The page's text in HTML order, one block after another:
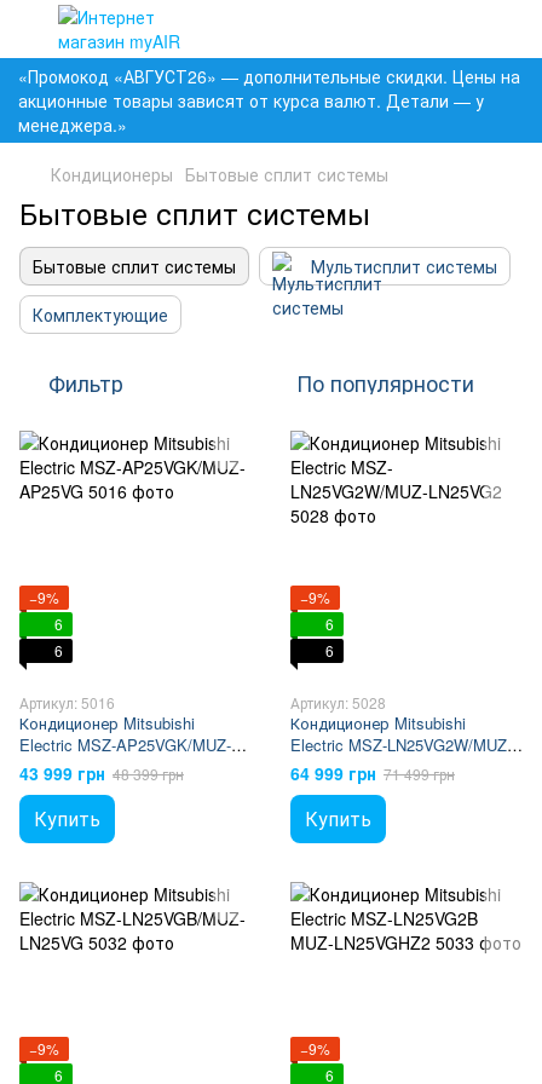
«Промокод «АВГУСТ26» — дополнительные скидки. Цены на
акционные товары зависят от курса валют. Детали — у
менеджера.»
Кондиционеры Бытовые сплит системы
Бытовые сплит системы
Бытовые сплит системы
Мультисплит системы
Комплектующие
Фильтр По популярности
−9%
6
6
Артикул: 5016
Кондиционер Mitsubishi
Electric MSZ-AP25VGK/MUZ-
AP25VG
43 999 грн 48 399 грн
Купить
−9%
6
6
Артикул: 5028
Кондиционер Mitsubishi
Electric MSZ-LN25VG2W/MUZ-
LN25VG2
64 999 грн 71 499 грн
Купить
−9%
6
−9%
6